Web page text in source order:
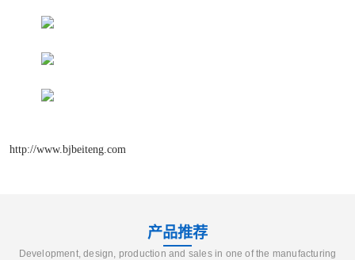
http://www.bjbeiteng.com
产品推荐
Development, design, production and sales in one of the manufacturing